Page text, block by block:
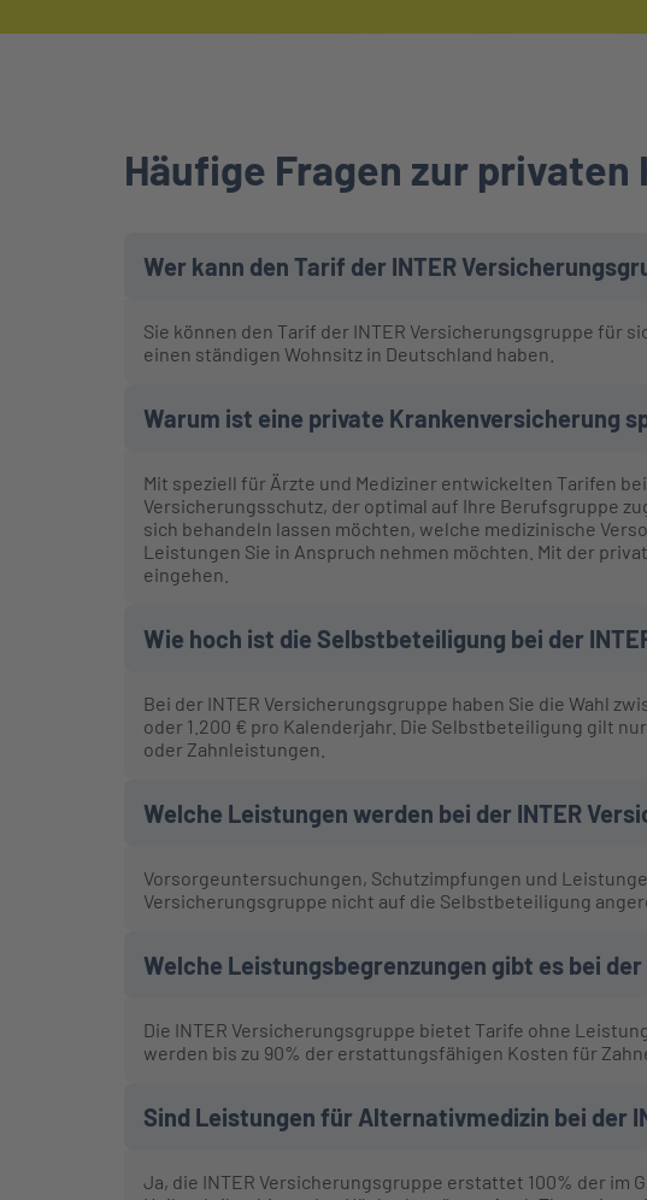
Häufige Fragen zur
Wer kann den Tarif der INTER
Sie können den Tarif der INTER Versicherungsgruppe für
einen ständigen Wohnsitz in Deutschland haben.
Warum ist eine private Krankenversicherung
Mit speziell für Ärzte und Mediziner entwickelten Tarifen
Versicherungsschutz, der optimal auf Ihre Berufsgruppe
sich behandeln lassen möchten, welche medizinische
Leistungen Sie in Anspruch nehmen möchten. Mit der
eingehen.
Wie hoch ist die Selbstbeteiligung bei der
Bei der INTER Versicherungsgruppe haben Sie die Wahl
oder 1.200 € pro Kalenderjahr. Die Selbstbeteiligung gilt
oder Zahnleistungen.
Welche Leistungen werden bei der INTER
Vorsorgeuntersuchungen, Schutzimpfungen und
Versicherungsgruppe nicht auf die Selbstbeteiligung
Welche Leistungsbegrenzungen gibt es bei
Die INTER Versicherungsgruppe bietet Tarife ohne
werden bis zu 90% der erstattungsfähigen Kosten für
Sind Leistungen für Alternativmedizin bei der
Ja, die INTER Versicherungsgruppe erstattet 100% der